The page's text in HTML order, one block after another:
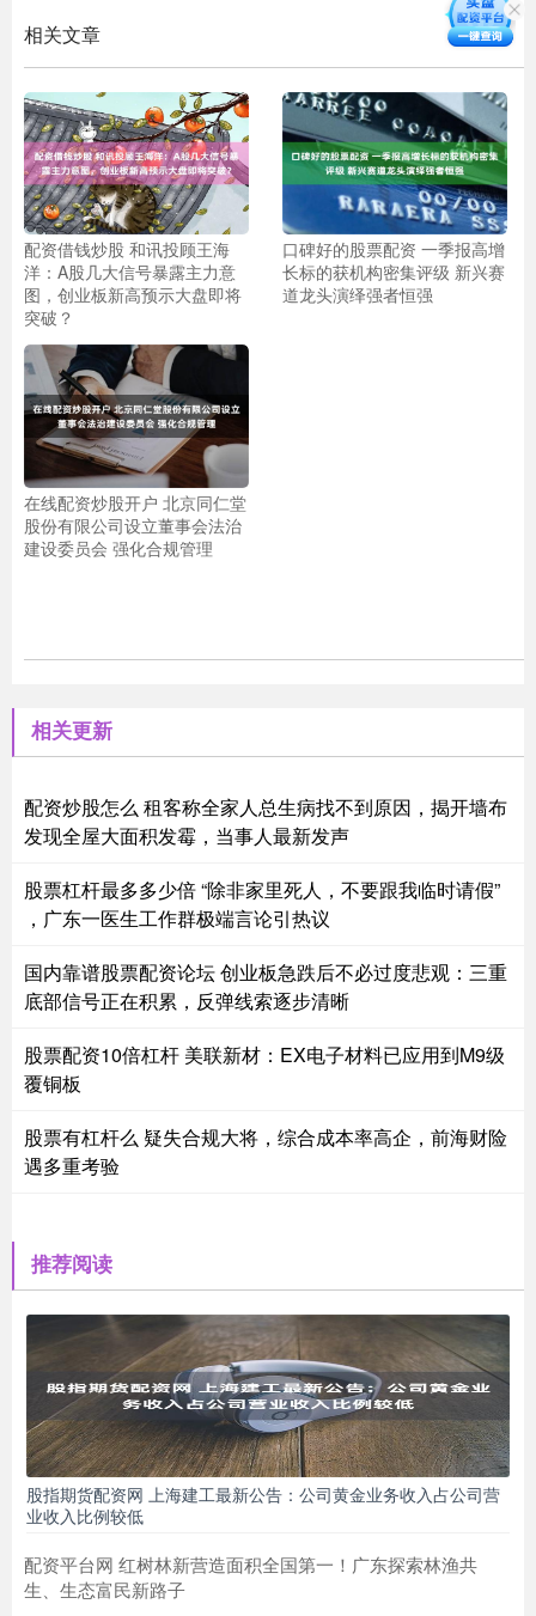
相关文章
配资借钱炒股 和讯投顾王海
洋：A股几大信号暴露主力意
图，创业板新高预示大盘即将
突破？
口碑好的股票配资 一季报高增
长标的获机构密集评级 新兴赛
道龙头演绎强者恒强
在线配资炒股开户 北京同仁堂
股份有限公司设立董事会法治
建设委员会 强化合规管理
相关更新
配资炒股怎么 租客称全家人总生病找不到原因，揭开墙布
发现全屋大面积发霉，当事人最新发声
股票杠杆最多多少倍 “除非家里死人，不要跟我临时请假”
，广东一医生工作群极端言论引热议
国内靠谱股票配资论坛 创业板急跌后不必过度悲观：三重
底部信号正在积累，反弹线索逐步清晰
股票配资10倍杠杆 美联新材：EX电子材料已应用到M9级
覆铜板
股票有杠杆么 疑失合规大将，综合成本率高企，前海财险
遇多重考验
推荐阅读
股指期货配资网 上海建工最新公告：公司黄金业务收入占公司营
业收入比例较低
配资平台网 红树林新营造面积全国第一！广东探索林渔共
生、生态富民新路子